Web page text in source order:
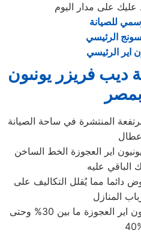
للصيانة
الرئيسي
اير الرئيسي
فريزر يونىون
بمصر
المنتشرة في ساحة الصيانة
اير العجوزة الخط الساخن
مما يُقلل التكاليف على
وتتراوح قيمة العروض في يونيون اير العجوزة ما بين 30% وحتى